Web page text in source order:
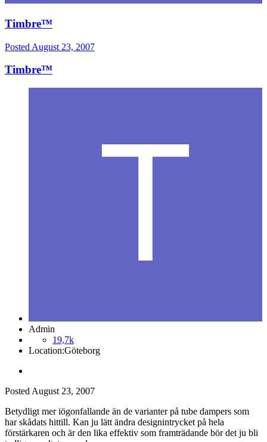
Timbre™
Posted August 23, 2007
Timbre™
Admin
19,7k
Location:Göteborg
Posted August 23, 2007
Betydligt mer iögonfallande än de varianter på tube dampers som
har skådats hittill. Kan ju lätt ändra designintrycket på hela
förstärkaren och är den lika effektiv som framträdande bör det ju bli